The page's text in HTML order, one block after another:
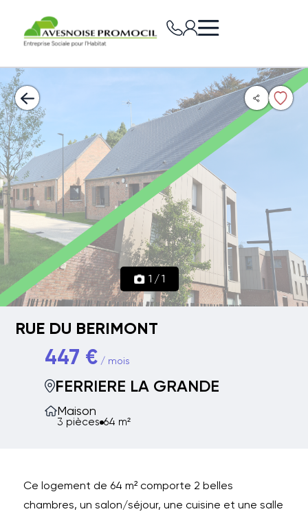
1 /1
RUE DU BERIMONT
447 €/ mois
FERRIERE LA GRANDE
Maison
3 pièces 64 m²
Ce logement de 64 m² comporte 2 belles
chambres, un salon/séjour, une cuisine et une salle